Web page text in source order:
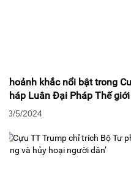
Khoảnh khắc nổi bật trong
Pháp Luân Đại Pháp Thế
13/5/2024